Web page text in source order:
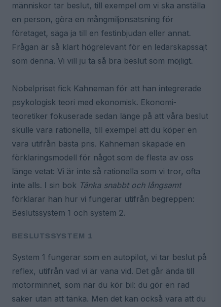
människor tar beslut, till exempel om vi ska anställa
en person, göra en mångmiljonsatsning för
företaget, säga ja till en festinbjudan eller annat.
Frågan är så klart högrelevant för en ledarskapssajt
som denna. Vi vill ju ta så bra beslut som möjligt.
Nobelpriset fick Kahneman för att han integrerade
psykologisk teori med ekonomisk. Ekonomi-
teoretiker fokuserade sedan länge på att våra beslut
skulle vara rationella, till exempel att du köper en
vara utifrån bästa pris. Kahneman skapade en
förklaringsmodell för något som de flesta av oss
länge vetat: Vi är inte så rationella som vi tror, ofta
inte alls. I sin bok Tänka snabbt och långsamt
förklarar han hur vi fungerar utifrån begreppen:
Beslutssystem 1 och system 2.
BESLUTSSYSTEM 1
System 1 fungerar som en autopilot, vi tar beslut på
reflex, utifrån vad vi är vana vid. Det går ända till
motorminnet, som när du kör bil: du gör en rad
saker utan att tänka. Men det kan också vara att du